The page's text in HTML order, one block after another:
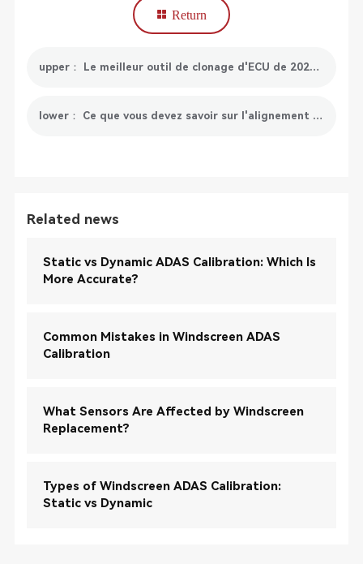
Return
upper： Le meilleur outil de clonage d'ECU de 2025 est proposé par SmartSafe
lower： Ce que vous devez savoir sur l'alignement du volant
Related news
Static vs Dynamic ADAS Calibration: Which Is
More Accurate?
Common Mistakes in Windscreen ADAS
Calibration
What Sensors Are Affected by Windscreen
Replacement?
Types of Windscreen ADAS Calibration:
Static vs Dynamic